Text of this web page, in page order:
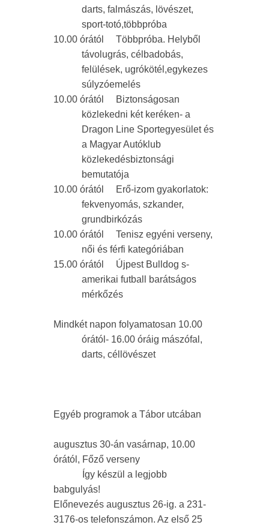
darts, falmászás, lövészet,
sport-totó,többpróba
10.00 órától Többpróba. Helyből
távolugrás, célbadobás,
felülések, ugrókötél,egykezes
súlyzóemelés
10.00 órától Biztonságosan
közlekedni két keréken- a
Dragon Line Sportegyesület és
a Magyar Autóklub
közlekedésbiztonsági
bemutatója
10.00 órától Erő-izom gyakorlatok:
fekvenyomás, szkander,
grundbirkózás
10.00 órától Tenisz egyéni verseny,
női és férfi kategóriában
15.00 órától Újpest Bulldog s-
amerikai futball barátságos
mérkőzés
Mindkét napon folyamatosan 10.00
órától- 16.00 óráig mászófal,
darts, céllövészet
Egyéb programok a Tábor utcában
augusztus 30-án vasárnap, 10.00
órától, Főző verseny
Így készül a legjobb
babgulyás!
Előnevezés augusztus 26-ig. a 231-
3176-os telefonszámon. Az első 25